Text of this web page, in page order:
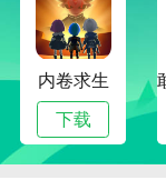
轻松在线看剧。
4.支持离线
况下观看节目。
编辑测评
这款软件凭
内卷求生
下载